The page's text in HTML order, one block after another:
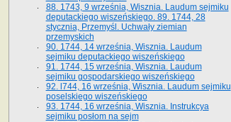
88. 1743, 9 września, Wisznia. Laudum sejmiku
deputackiego wiszeńskiego. 89. 1744, 28
stycznia, Przemyśl. Uchwały ziemian
przemyskich
90. 1744, 14 września, Wisznia. Laudum
sejmiku deputackiego wiszeńskiego
91. 1744, 15 września, Wisznia. Laudum
sejmiku gospodarskiego wiszeńskiego
92. l744, 16 września, Wisznia. Laudum sejmiku
poselskiego wiszeńskiego
93. 1744, 16 września, Wisznia. Instrukcya
sejmiku posłom na sejm